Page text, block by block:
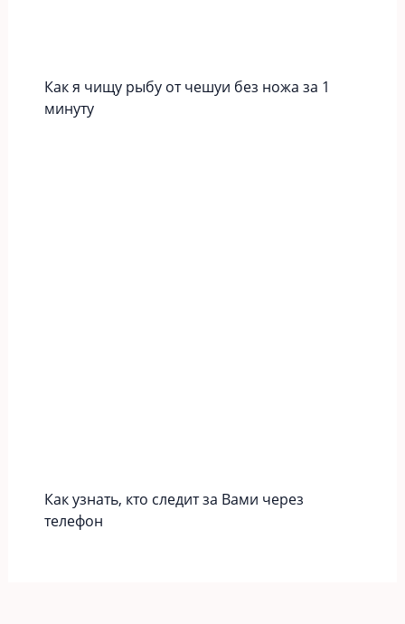
Как я чищу рыбу от чешуи без ножа за 1
минуту
Как узнать, кто следит за Вами через
телефон